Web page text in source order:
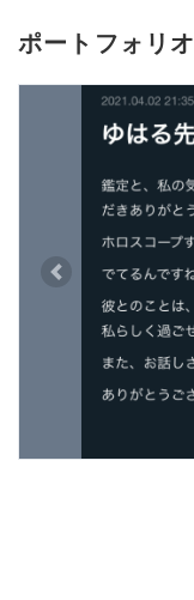
ポートフォリオ
Previous